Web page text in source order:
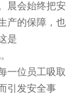
晨会始终把安
产的保障，也
是
一位员工吸取
引发安全事